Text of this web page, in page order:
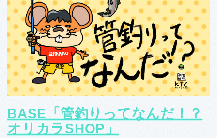
BASE「管釣りってなんだ！？
オリカラSHOP」